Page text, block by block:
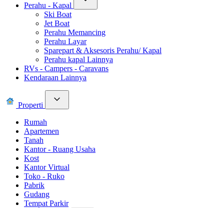
Perahu - Kapal
Ski Boat
Jet Boat
Perahu Memancing
Perahu Layar
Sparepart & Aksesoris Perahu/ Kapal
Perahu kapal Lainnya
RVs - Campers - Caravans
Kendaraan Lainnya
Properti
Rumah
Apartemen
Tanah
Kantor - Ruang Usaha
Kost
Kantor Virtual
Toko - Ruko
Pabrik
Gudang
Tempat Parkir